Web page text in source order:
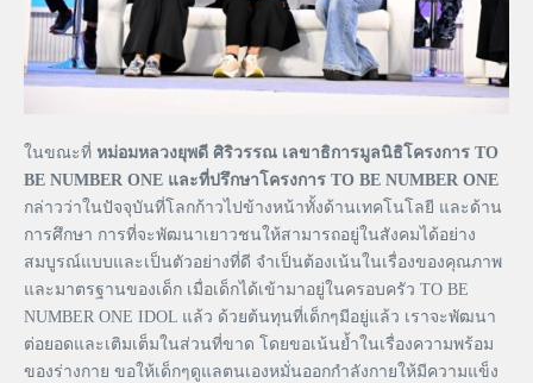
ในขณะที่ หม่อมหลวงยุพดี ศิริวรรณ เลขาธิการมูลนิธิโครงการ TO
BE NUMBER ONE และที่ปรึกษาโครงการ TO BE NUMBER ONE
กล่าวว่าในปัจจุบันที่โลกก้าวไปข้างหน้าทั้งด้านเทคโนโลยี และด้าน
การศึกษา การที่จะพัฒนาเยาวชนให้สามารถอยู่ในสังคมได้อย่าง
สมบูรณ์แบบและเป็นตัวอย่างที่ดี จำเป็นต้องเน้นในเรื่องของคุณภาพ
และมาตรฐานของเด็ก เมื่อเด็กได้เข้ามาอยู่ในครอบครัว TO BE
NUMBER ONE IDOL แล้ว ด้วยต้นทุนที่เด็กๆมีอยู่แล้ว เราจะพัฒนา
ต่อยอดและเติมเต็มในส่วนที่ขาด โดยขอเน้นย้ำในเรื่องความพร้อม
ของร่างกาย ขอให้เด็กๆดูแลตนเองหมั่นออกกำลังกายให้มีความแข็ง